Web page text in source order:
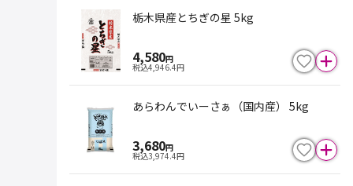
栃木県産とちぎの星 5kg
4,580円
税込4,946.4円
あらわんでいーさぁ（国内産） 5kg
3,680円
税込3,974.4円